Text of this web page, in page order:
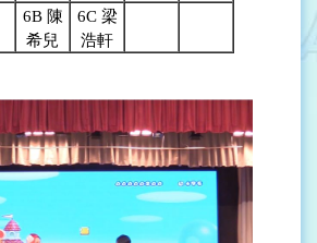
6B 陳
希兒
6C 梁
浩軒